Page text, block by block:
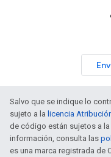
Salvo que se indique lo
sujeto a la licencia
de código están sujetos a la
información, consulta las
es una marca registrada de